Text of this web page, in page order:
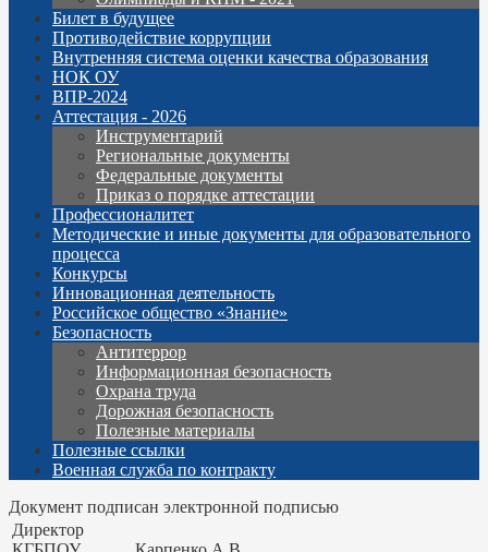
Билет в будущее
Противодействие коррупции
Внутренняя система оценки качества образования
НОК ОУ
ВПР-2024
Аттестация - 2026
Инструментарий
Региональные документы
Федеральные документы
Приказ о порядке аттестации
Профессионалитет
Методические и иные документы для образовательного
процесса
Конкурсы
Инновационная деятельность
Российское общество «Знание»
Безопасность
Антитеррор
Информационная безопасность
Охрана труда
Дорожная безопасность
Полезные материалы
Полезные ссылки
Военная служба по контракту
Документ подписан электронной подписью
Директор